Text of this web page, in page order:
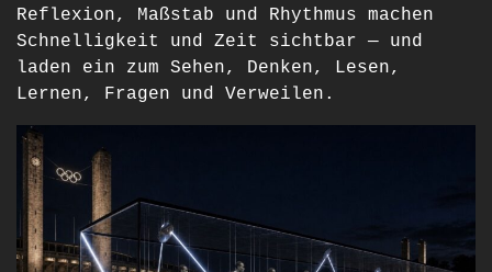
Reflexion, Maßstab und Rhythmus machen
Schnelligkeit und Zeit sichtbar — und
laden ein zum Sehen, Denken, Lesen,
Lernen, Fragen und Verweilen.